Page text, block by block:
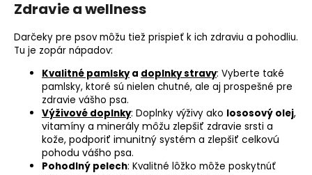
Zdravie a wellness
Darčeky pre psov môžu tiež prispieť k ich zdraviu a pohodliu.
Tu je zopár nápadov:
Kvalitné pamlskya doplnky stravy: Vyberte také
pamlsky, ktoré sú nielen chutné, ale aj prospešné pre
zdravie vášho psa.
Výživové doplnky: Doplnky výživy ako lososový olej,
vitamíny a minerály môžu zlepšiť zdravie srsti a
kože, podporiť imunitný systém a zlepšiť celkovú
pohodu vášho psa.
Pohodlný pelech: Kvalitné lôžko môže poskytnúť